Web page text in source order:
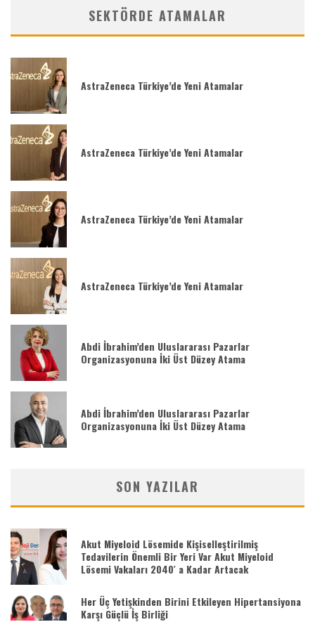
SEKTÖRDE ATAMALAR
AstraZeneca Türkiye’de Yeni Atamalar
AstraZeneca Türkiye’de Yeni Atamalar
AstraZeneca Türkiye’de Yeni Atamalar
AstraZeneca Türkiye’de Yeni Atamalar
Abdi İbrahim’den Uluslararası Pazarlar
Organizasyonuna İki Üst Düzey Atama
Abdi İbrahim’den Uluslararası Pazarlar
Organizasyonuna İki Üst Düzey Atama
SON YAZILAR
Akut Miyeloid Lösemide Kişiselleştirilmiş
Tedavilerin Önemli Bir Yeri Var Akut Miyeloid
Lösemi Vakaları 2040′ a Kadar Artacak
Her Üç Yetişkinden Birini Etkileyen Hipertansiyona
Karşı Güçlü İş Birliği